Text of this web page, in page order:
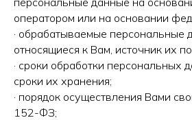
оператором или на основании
· обрабатываемые персональные
относящиеся к Вам, источник их
· сроки обработки персональных
сроки их хранения;
· порядок осуществления Вами
152-ФЗ;